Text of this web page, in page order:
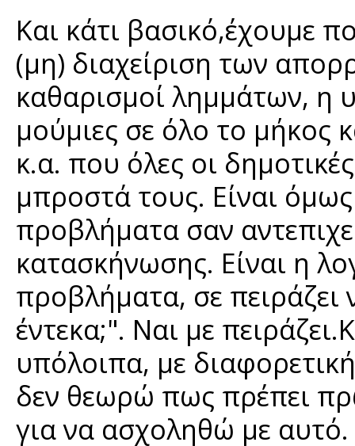
Και κάτι βασικό,έχουμε
(μη) διαχείριση των
καθαρισμοί λημμάτων, η
μούμιες σε όλο το μήκος
κ.α. που όλες οι
μπροστά τους. Είναι
προβλήματα σαν
κατασκήνωσης. Είναι η
προβλήματα, σε πειράζει
έντεκα;". Ναι με
υπόλοιπα, με
δεν θεωρώ πως πρέπει
για να ασχοληθώ με αυτό.